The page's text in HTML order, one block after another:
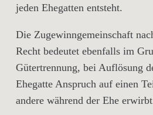
jeden Ehegatten entsteht.
Die Zugewinngemeinschaft
Recht bedeutet ebenfalls im
Gütertrennung, bei Auflösung
Ehegatte Anspruch auf einen
andere während der Ehe